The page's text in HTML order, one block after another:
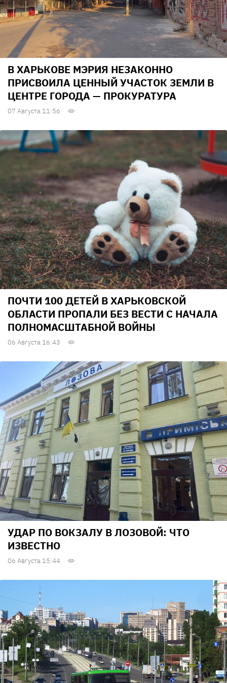
В ХАРЬКОВЕ МЭРИЯ НЕЗАКОННО
ПРИСВОИЛА ЦЕННЫЙ УЧАСТОК ЗЕМЛИ В
ЦЕНТРЕ ГОРОДА — ПРОКУРАТУРА
07 Августа 11:56
ПОЧТИ 100 ДЕТЕЙ В ХАРЬКОВСКОЙ
ОБЛАСТИ ПРОПАЛИ БЕЗ ВЕСТИ С НАЧАЛА
ПОЛНОМАСШТАБНОЙ ВОЙНЫ
06 Августа 16:43
УДАР ПО ВОКЗАЛУ В ЛОЗОВОЙ: ЧТО
ИЗВЕСТНО
06 Августа 15:44